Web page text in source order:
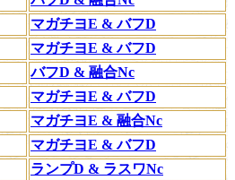
マガチヨE & バフD
マガチヨE & バフD
バフD & 融合Nc
マガチヨE & バフD
マガチヨE & 融合Nc
マガチヨE & バフD
ランプD & ラスワNc